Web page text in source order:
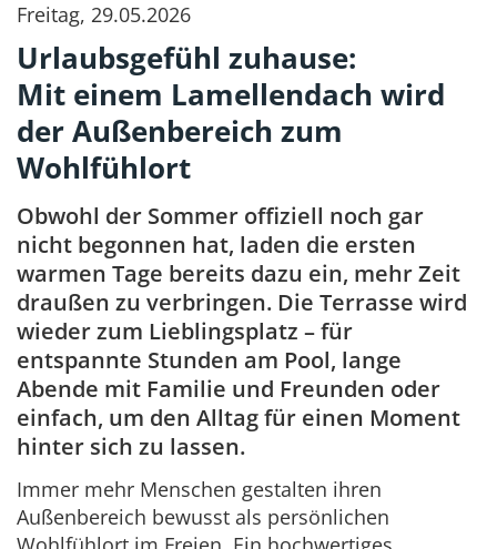
Freitag, 29.05.2026
Urlaubsgefühl zuhause:
Mit einem Lamellendach wird
der Außenbereich zum
Wohlfühlort
Obwohl der Sommer offiziell noch gar
nicht begonnen hat, laden die ersten
warmen Tage bereits dazu ein, mehr Zeit
draußen zu verbringen. Die Terrasse wird
wieder zum Lieblingsplatz – für
entspannte Stunden am Pool, lange
Abende mit Familie und Freunden oder
einfach, um den Alltag für einen Moment
hinter sich zu lassen.
Immer mehr Menschen gestalten ihren
Außenbereich bewusst als persönlichen